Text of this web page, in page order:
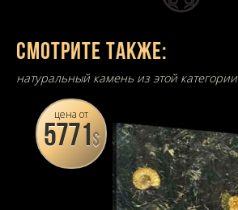
Смотрите также:
натуральный камень из этой категории
цена от
5771$